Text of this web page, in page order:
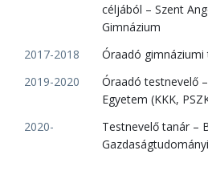
céljából – Szent
Gimnázium
2017-2018
Óraadó gimnáziumi
2019-2020
Óraadó testnevelő
Egyetem (KKK,
2020-
Testnevelő tanár –